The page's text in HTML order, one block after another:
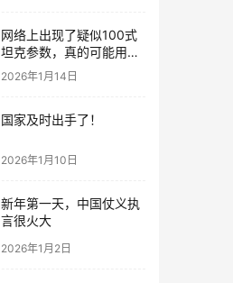
网络上出现了疑似100式
坦克参数，真的可能用了
钛合金装甲！
2026年1月14日
国家及时出手了！
2026年1月10日
新年第一天，中国仗义执
言很火大
2026年1月2日